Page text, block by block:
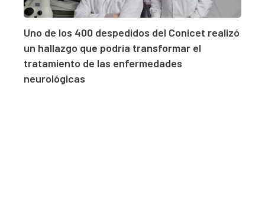
Uno de los 400 despedidos del Conicet realizó
un hallazgo que podría transformar el
tratamiento de las enfermedades
neurológicas